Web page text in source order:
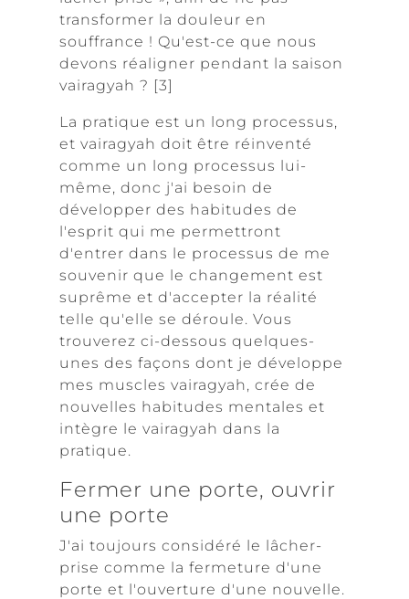
transformer la douleur en
souffrance ! Qu'est-ce que nous
devons réaligner pendant la saison
vairagyah ? [3]
La pratique est un long processus,
et vairagyah doit être réinventé
comme un long processus lui-
même, donc j'ai besoin de
développer des habitudes de
l'esprit qui me permettront
d'entrer dans le processus de me
souvenir que le changement est
suprême et d'accepter la réalité
telle qu'elle se déroule. Vous
trouverez ci-dessous quelques-
unes des façons dont je développe
mes muscles vairagyah, crée de
nouvelles habitudes mentales et
intègre le vairagyah dans la
pratique.
Fermer une porte, ouvrir
une porte
J'ai toujours considéré le lâcher-
prise comme la fermeture d'une
porte et l'ouverture d'une nouvelle.